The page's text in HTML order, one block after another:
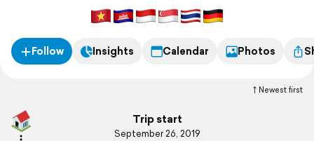
Follow Insights Calendar Photos
Newest first
Trip start
September 26, 2019